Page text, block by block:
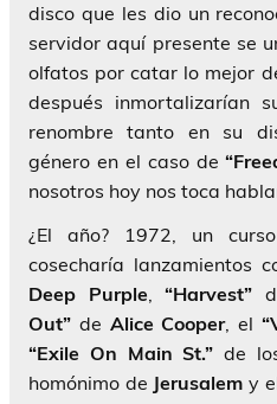
disco que les dio un
servidor aquí presente se
olfatos por catar lo mejor
después inmortalizarían
renombre tanto en su
género en el caso de
nosotros hoy nos toca
¿El año? 1972, un
cosecharía lanzamientos
Deep Purple, “Harvest”
Out” de Alice Cooper, el
“Exile On Main St.” de
homónimo de Jerusalem y